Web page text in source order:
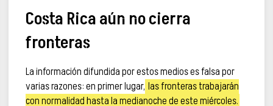
Costa Rica aún no cierra
fronteras
La información difundida por estos medios es falsa por
varias razones: en primer lugar, las fronteras trabajarán
con normalidad hasta la medianoche de este miércoles.